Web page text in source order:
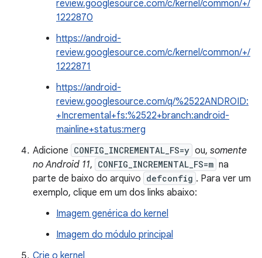
review.googlesource.com/c/kernel/common/+/
1222870
https://android-
review.googlesource.com/c/kernel/common/+/
1222871
https://android-
review.googlesource.com/q/%2522ANDROID:
+Incremental+fs:%2522+branch:android-
mainline+status:merg
Adicione CONFIG_INCREMENTAL_FS=y ou, somente
no Android 11, CONFIG_INCREMENTAL_FS=m na
parte de baixo do arquivo defconfig . Para ver um
exemplo, clique em um dos links abaixo:
Imagem genérica do kernel
Imagem do módulo principal
Crie o kernel